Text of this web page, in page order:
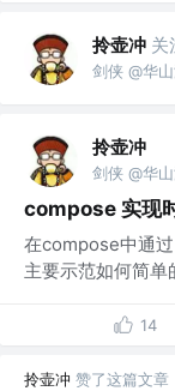
拎壶冲 关
剑侠 @华
拎壶冲
compose 实现
在compose中通过
主要示范如何简单
14
拎壶冲 赞了这篇文章